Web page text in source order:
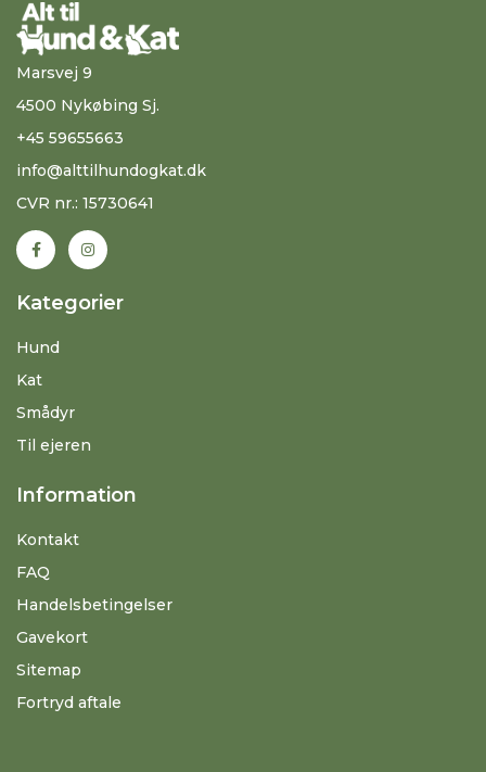
Marsvej 9
4500 Nykøbing Sj.
+45 59655663
info@alttilhundogkat.dk
CVR nr.: 15730641
Kategorier
Hund
Kat
Smådyr
Til ejeren
Information
Kontakt
FAQ
Handelsbetingelser
Gavekort
Sitemap
Fortryd aftale